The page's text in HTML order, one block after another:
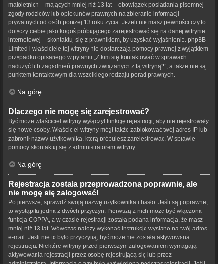
małoletnich – mających mniej niż 13 lat – obowiązek posiadania pisemnej
zgody rodziców lub opiekunów prawnych na zbieranie informacji
prywatnych od osób poniżej 13 roku życia. Jeżeli nie masz pewności czy to
dotyczy ciebie jako kogoś próbującego zarejestrować się na danej witrynie
internetowej – skontaktuj się z prawnikiem, by uzyskać wyjaśnienie. phpBB
Limited i właściciele tej witryny nie dostarczają pomocy prawnej z wyjątkiem
przypadku opisanego w pytaniu „Z kim się kontaktować w sprawach
nadużyć lub zagadnień prawnych związanych z tą witryną?”, a także nie są
punktem kontaktowym dla wszelkiego rodzaju porad prawnych.
Na górę
Dlaczego nie mogę się zarejestrować?
Być może właściciel witryny wyłączył funkcję rejestracji, aby nie rejestrowały
się nowe osoby. Właściciel witryny mógł także zablokować twój adres IP lub
zabronił nazwy użytkownika, którą próbujesz zarejestrować. W sprawie
pomocy skontaktuj się z administratorem witryny.
Na górę
Rejestracja została przeprowadzona poprawnie, ale
nie mogę się zalogować!
Po pierwsze, sprawdź swoją nazwę użytkownika i hasło. Jeśli są poprawne,
to wystąpiła jedna z dwóch przyczyn. Pierwszą z nich może być włączona
funkcja COPPA, a w czasie rejestracji została podana informacja, że masz
mniej niż 13 lat. Wówczas należy wykonać instrukcje wysłane na twój adres
e-mail. Jeśli nie to było przyczyną, być może nie została aktywowana
rejestracja. Niektóre witryny przed pierwszym zalogowaniem wymagają
aktywowania rejestracji przez osobę rejestrującą się lub przez